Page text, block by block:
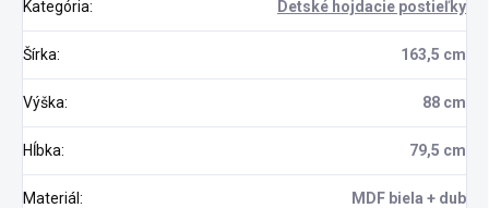
Kategória: Detské hojdacie postieľky
Šírka: 163,5 cm
Výška: 88 cm
Hĺbka: 79,5 cm
Materiál : MDF biela + dub